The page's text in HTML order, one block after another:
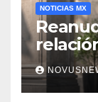
NOTICIAS MX